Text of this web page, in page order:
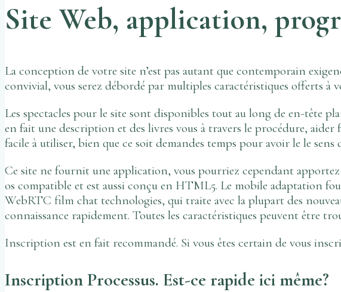
Site Web, application,
La conception de votre site n’est pas autant que contemporain
convivial, vous serez débordé par multiples caractéristiques offerts à
Les spectacles pour le site sont disponibles tout au long de en-tête
en fait une description et des livres vous à travers le procédure, aider
facile à utiliser, bien que ce soit demandes temps pour avoir le le sens
Ce site ne fournit une application, vous pourriez cependant
os compatible et est aussi conçu en HTML5. Le mobile adaptation
WebRTC film chat technologies, qui traite avec la plupart des
connaissance rapidement. Toutes les caractéristiques peuvent être
Inscription est en fait recommandé. Si vous êtes certain de vous
Inscription Processus. Est-ce rapide ici même?